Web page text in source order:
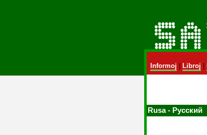
Informoj Libroj
Rusa ‑ Русский